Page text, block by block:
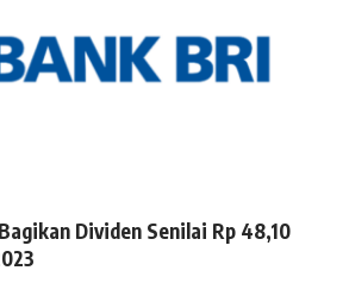
Dividen Senilai Rp 48,10